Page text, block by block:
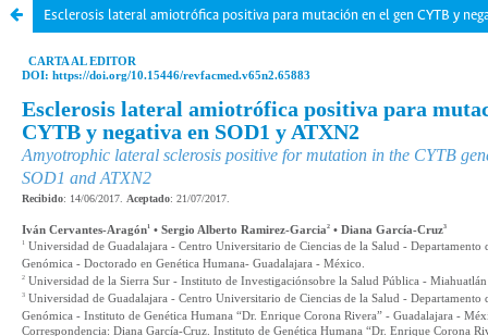
Esclerosis lateral amiotrófica positiva para mutación en el gen CYTB y